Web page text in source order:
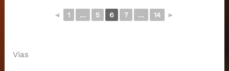
◄ 1 ... 5 6 7 ... 14 ►
Vias